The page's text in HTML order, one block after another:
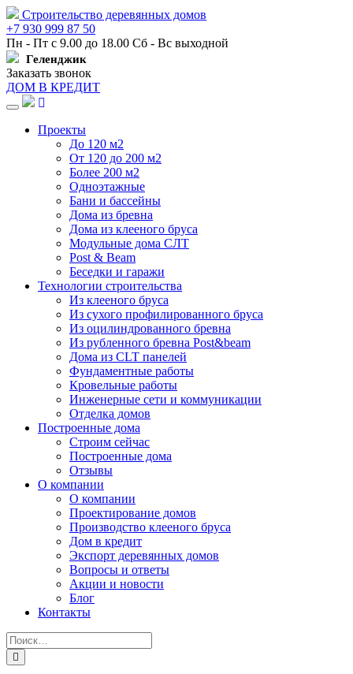
Строительство деревянных домов
+7 930 999 87 50
Пн - Пт с 9.00 до 18.00 Сб - Вс выходной
Геленджик
Заказать звонок
ДОМ В КРЕДИТ
Навигация
Проекты
До 120 м2
От 120 до 200 м2
Более 200 м2
Одноэтажные
Бани и бассейны
Дома из бревна
Дома из клееного бруса
Модульные дома СЛТ
Post & Beam
Беседки и гаражи
Технологии строительства
Из клееного бруса
Из сухого профилированного бруса
Из оцилиндрованного бревна
Из рубленного бревна Post&beam
Дома из CLT панелей
Фундаментные работы
Кровельные работы
Инженерные сети и коммуникации
Отделка домов
Построенные дома
Строим сейчас
Построенные дома
Отзывы
О компании
О компании
Проектирование домов
Производство клееного бруса
Дом в кредит
Экспорт деревянных домов
Вопросы и ответы
Акции и новости
Блог
Контакты